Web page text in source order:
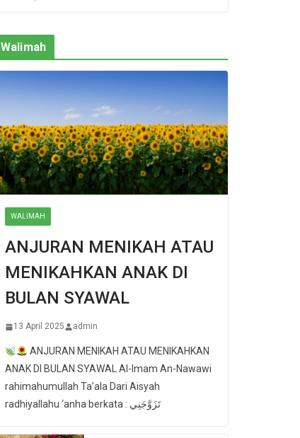
Walimah
WALIMAH
ANJURAN MENIKAH ATAU
MENIKAHKAN ANAK DI
BULAN SYAWAL
13 April 2025 admin
ANJURAN MENIKAH ATAU MENIKAHKAN
ANAK DI BULAN SYAWAL Al-Imam An-Nawawi
rahimahumullah Ta’ala Dari Aisyah
radhiyallahu ‘anha berkata : تَزَوَّجَنِي